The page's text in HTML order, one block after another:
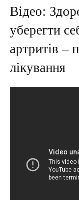
Відео:
уберегти
артритів –
лікування